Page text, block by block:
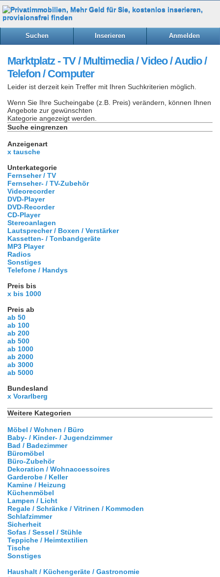
Suchen Inserieren Anmelden
Marktplatz - TV / Multimedia / Video / Audio /
Telefon / Computer
Leider ist derzeit kein Treffer mit Ihren Suchkriterien möglich.
Wenn Sie Ihre Sucheingabe (z.B. Preis) verändern, können Ihnen
Angebote zur gewünschten
Kategorie angezeigt werden.
Suche eingrenzen
Anzeigenart
x tausche
Unterkategorie
Fernseher / TV
Fernseher- / TV-Zubehör
Videorecorder
DVD-Player
DVD-Recorder
CD-Player
Stereoanlagen
Lautsprecher / Boxen / Verstärker
Kassetten- / Tonbandgeräte
MP3 Player
Radios
Sonstiges
Telefone / Handys
Preis bis
x bis 1000
Preis ab
ab 50
ab 100
ab 200
ab 500
ab 1000
ab 2000
ab 3000
ab 5000
Bundesland
x Vorarlberg
Weitere Kategorien
Möbel / Wohnen / Büro
Baby- / Kinder- / Jugendzimmer
Bad / Badezimmer
Büromöbel
Büro-Zubehör
Dekoration / Wohnaccessoires
Garderobe / Keller
Kamine / Heizung
Küchenmöbel
Lampen / Licht
Regale / Schränke / Vitrinen / Kommoden
Schlafzimmer
Sicherheit
Sofas / Sessel / Stühle
Teppiche / Heimtextilien
Tische
Sonstiges
Haushalt / Küchengeräte / Gastronomie